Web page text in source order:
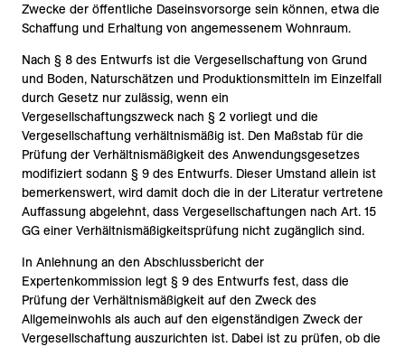
Zwecke der öffentliche Daseinsvorsorge sein können, etwa die
Schaffung und Erhaltung von angemessenem Wohnraum.
Nach § 8 des Entwurfs ist die Vergesellschaftung von Grund
und Boden, Naturschätzen und Produktionsmitteln im Einzelfall
durch Gesetz nur zulässig, wenn ein
Vergesellschaftungszweck nach § 2 vorliegt und die
Vergesellschaftung verhältnismäßig ist. Den Maßstab für die
Prüfung der Verhältnismäßigkeit des Anwendungsgesetzes
modifiziert sodann § 9 des Entwurfs. Dieser Umstand allein ist
bemerkenswert, wird damit doch die in der Literatur vertretene
Auffassung abgelehnt, dass Vergesellschaftungen nach Art. 15
GG einer Verhältnismäßigkeitsprüfung nicht zugänglich sind.
In Anlehnung an den Abschlussbericht der
Expertenkommission legt § 9 des Entwurfs fest, dass die
Prüfung der Verhältnismäßigkeit auf den Zweck des
Allgemeinwohls als auch auf den eigenständigen Zweck der
Vergesellschaftung auszurichten ist. Dabei ist zu prüfen, ob die